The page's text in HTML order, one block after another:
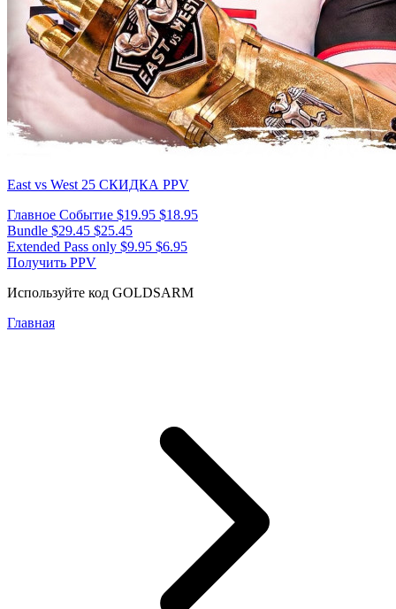
East vs West 25 СКИДКА PPV
Главное Событие $19.95 $18.95
Bundle $29.45 $25.45
Extended Pass only $9.95 $6.95
Получить PPV
Используйте код GOLDSARM
Главная